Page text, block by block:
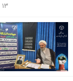
۱۳ مرداد ۱۴۰۵